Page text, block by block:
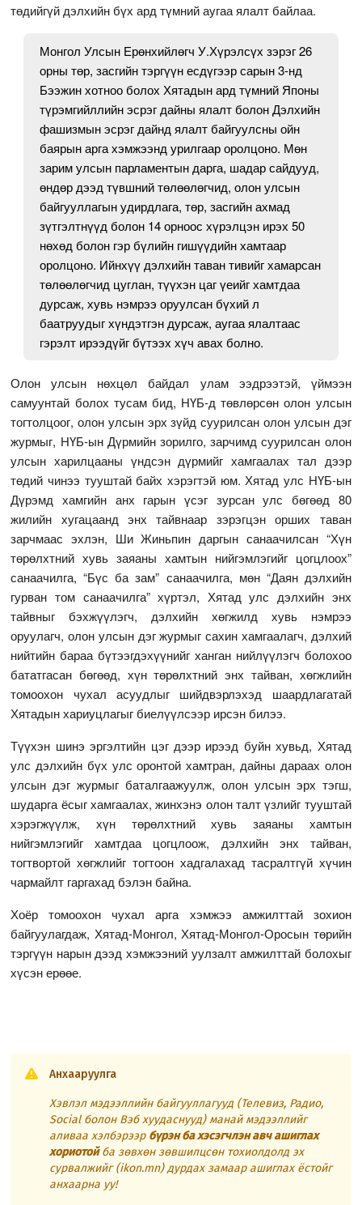
төдийгүй дэлхийн бүх ард түмний аугаа ялалт байлаа.
Монгол Улсын Ерөнхийлөгч У.Хүрэлсүх зэрэг 26
орны төр, засгийн тэргүүн есдүгээр сарын 3-нд
Бээжин хотноо болох Хятадын ард түмний Японы
түрэмгийллийн эсрэг дайны ялалт болон Дэлхийн
фашизмын эсрэг дайнд ялалт байгуулсны ойн
баярын арга хэмжээнд урилгаар оролцоно. Мөн
зарим улсын парламентын дарга, шадар сайдууд,
өндөр дээд түвшний төлөөлөгчид, олон улсын
байгууллагын удирдлага, төр, засгийн ахмад
зүтгэлтнүүд болон 14 орноос хүрэлцэн ирэх 50
нөхөд болон гэр бүлийн гишүүдийн хамтаар
оролцоно. Ийнхүү дэлхийн таван тивийг хамарсан
төлөөлөгчид цуглан, түүхэн цаг үеийг хамтдаа
дурсаж, хувь нэмрээ оруулсан бүхий л
баатруудыг хүндэтгэн дурсаж, аугаа ялалтаас
гэрэлт ирээдүйг бүтээх хүч авах болно.
Олон улсын нөхцөл байдал улам ээдрээтэй, үймээн
самуунтай болох тусам бид, НҮБ-д төвлөрсөн олон улсын
тогтолцоог, олон улсын эрх зүйд суурилсан олон улсын дэг
журмыг, НҮБ-ын Дүрмийн зорилго, зарчимд суурилсан олон
улсын харилцааны үндсэн дүрмийг хамгаалах тал дээр
төдий чинээ тууштай байх хэрэгтэй юм. Хятад улс НҮБ-ын
Дүрэмд хамгийн анх гарын үсэг зурсан улс бөгөөд 80
жилийн хугацаанд энх тайвнаар зэрэгцэн орших таван
зарчмаас эхлэн, Ши Жиньпин даргын санаачилсан “Хүн
төрөлхтний хувь заяаны хамтын нийгэмлэгийг цогцлоох”
санаачилга, “Бүс ба зам” санаачилга, мөн “Даян дэлхийн
гурван том санаачилга” хүртэл, Хятад улс дэлхийн энх
тайвныг бэхжүүлэгч, дэлхийн хөгжилд хувь нэмрээ
оруулагч, олон улсын дэг журмыг сахин хамгаалагч, дэлхий
нийтийн бараа бүтээгдэхүүнийг ханган нийлүүлэгч болохоо
бататгасан бөгөөд, хүн төрөлхтний энх тайван, хөгжлийн
томоохон чухал асуудлыг шийдвэрлэхэд шаардлагатай
Хятадын хариуцлагыг биелүүлсээр ирсэн билээ.
Түүхэн шинэ эргэлтийн цэг дээр ирээд буйн хувьд, Хятад
улс дэлхийн бүх улс оронтой хамтран, дайны дараах олон
улсын дэг журмыг баталгаажуулж, олон улсын эрх тэгш,
шударга ёсыг хамгаалах, жинхэнэ олон талт үзлийг тууштай
хэрэгжүүлж, хүн төрөлхтний хувь заяаны хамтын
нийгэмлэгийг хамтдаа цогцлоож, дэлхийн энх тайван,
тогтвортой хөгжлийг тогтоон хадгалахад тасралтгүй хүчин
чармайлт гаргахад бэлэн байна.
Хоёр томоохон чухал арга хэмжээ амжилттай зохион
байгуулагдаж, Хятад-Монгол, Хятад-Монгол-Оросын төрийн
тэргүүн нарын дээд хэмжээний уулзалт амжилттай болохыг
хүсэн ерөөе.
Анхааруулга
Хэвлэл мэдээллийн байгууллагууд (Телевиз, Радио,
Social болон Вэб хуудаснууд) манай мэдээллийг
аливаа хэлбэрээр бүрэн ба хэсэгчлэн авч ашиглах
хориотойба зөвхөн зөвшилцсөн тохиолдолд эх
сурвалжийг (ikon.mn) дурдах замаар ашиглах ёстойг
анхаарна уу!